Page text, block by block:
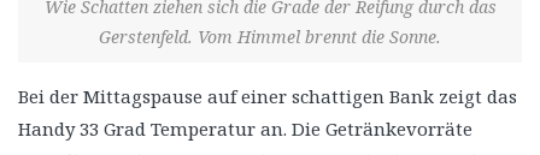
Wie Schatten ziehen sich die Grade der Reifung durch das
Gerstenfeld. Vom Himmel brennt die Sonne.
Bei der Mittagspause auf einer schattigen Bank zeigt das
Handy 33 Grad Temperatur an. Die Getränkevorräte